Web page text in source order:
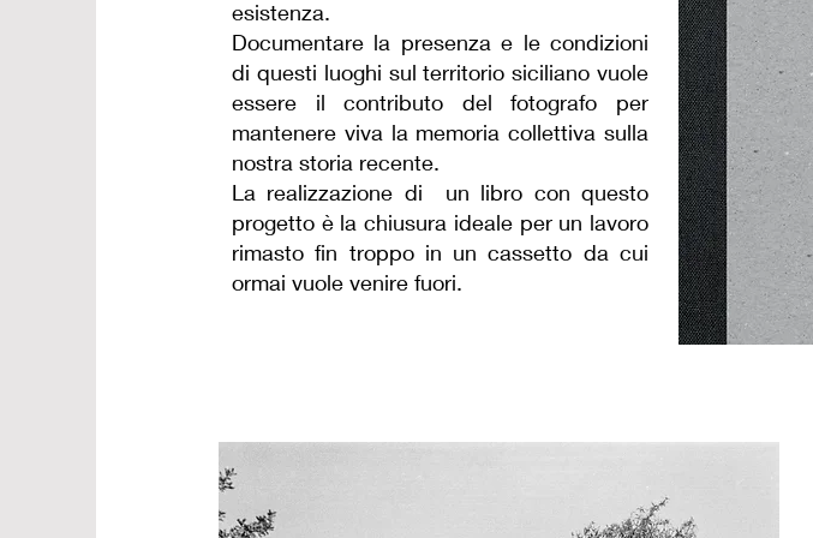
esistenza.
Documentare la presenza e le condizioni
di questi luoghi sul territorio siciliano vuole
essere il contributo del fotografo per
mantenere viva la memoria collettiva sulla
nostra storia recente.
La realizzazione di un libro con questo
progetto è la chiusura ideale per un lavoro
rimasto fin troppo in un cassetto da cui
ormai vuole venire fuori.